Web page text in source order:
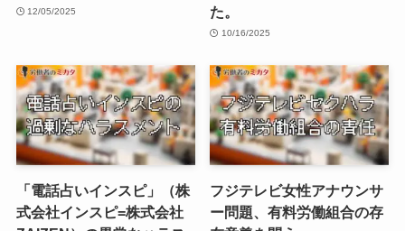
12/05/2025
た。
10/16/2025
「電話占いインスピ」（株
式会社インスピ=株式会社
フジテレビ女性アナウンサ
ー問題、有料労働組合の存